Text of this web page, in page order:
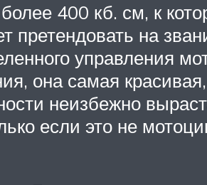
400 кб. см, к
претендовать на
управления
она самая
неизбежно
если это не